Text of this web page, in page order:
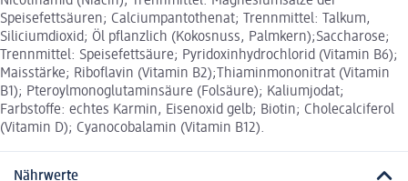
Speisefettsäuren; Calciumpantothenat; Trennmittel: Talkum,
Siliciumdioxid; Öl pflanzlich (Kokosnuss, Palmkern);Saccharose;
Trennmittel: Speisefettsäure; Pyridoxinhydrochlorid (Vitamin B6);
Maisstärke; Riboflavin (Vitamin B2);Thiaminmononitrat (Vitamin
B1); Pteroylmonoglutaminsäure (Folsäure); Kaliumjodat;
Farbstoffe: echtes Karmin, Eisenoxid gelb; Biotin; Cholecalciferol
(Vitamin D); Cyanocobalamin (Vitamin B12).
Nährwerte